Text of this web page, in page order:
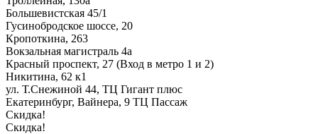
Большевистская 45/1
Гусинобродское шоссе, 20
Кропоткина, 263
Вокзальная магистраль 4а
Красный проспект, 27 (Вход в метро 1 и 2)
Никитина, 62 к1
ул. Т.Снежиной 44, ТЦ Гигант плюс
Екатеринбург, Вайнера, 9 ТЦ Пассаж
Скидка!
Скидка!